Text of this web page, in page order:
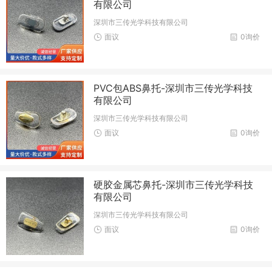
有限公司
深圳市三传光学科技有限公司
0询价
面议
PVC包ABS鼻托-深圳市三传光学科技
有限公司
深圳市三传光学科技有限公司
0询价
面议
硬胶金属芯鼻托-深圳市三传光学科技
有限公司
深圳市三传光学科技有限公司
0询价
面议